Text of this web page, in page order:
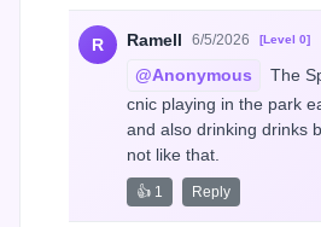
R Ramell 6/5/2026 [Level 0]
@Anonymous
The
cnic playing in the park
and also drinking drinks
not like that.
👍 1 Reply